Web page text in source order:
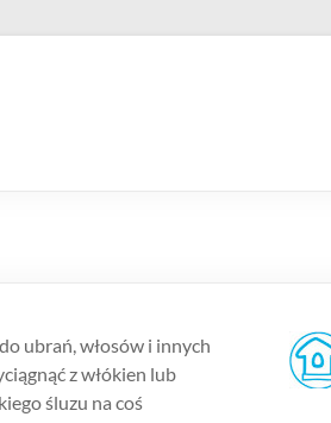
ubrań, włosów i innych
z włókien lub
śluzu na coś